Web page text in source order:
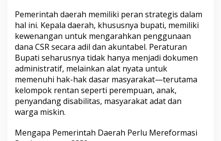
Pemerintah daerah memiliki peran strategis dalam
hal ini. Kepala daerah, khususnya bupati, memiliki
kewenangan untuk mengarahkan penggunaan
dana CSR secara adil dan akuntabel. Peraturan
Bupati seharusnya tidak hanya menjadi dokumen
administratif, melainkan alat nyata untuk
memenuhi hak-hak dasar masyarakat—terutama
kelompok rentan seperti perempuan, anak,
penyandang disabilitas, masyarakat adat dan
warga miskin.
Mengapa Pemerintah Daerah Perlu Mereformasi